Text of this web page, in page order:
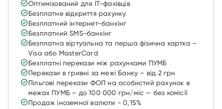
Оптимізований для IT-фахівців
Безплатне відкриття рахунку
Безплатний інтернет-банкінг
Безплатний SMS-банкінг
Безплатна віртуальна та перша фізична картка –
Visa або MasterCard
Безплатні перекази між рахунками ПУМБ
Перекази в гривні за межі Банку – від 2 грн
Пільгові перекази ФОП на особистий рахунок в
межах ПУМБ – до 100 000 грн/міс — без комісії
Продаж іноземної валюти - 0,15%